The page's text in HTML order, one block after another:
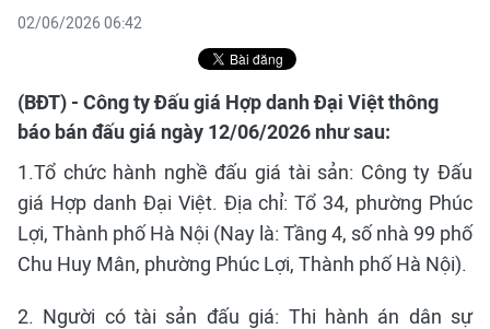
02/06/2026 06:42
(BĐT) - Công ty Đấu giá Hợp danh Đại Việt thông
báo bán đấu giá ngày 12/06/2026 như sau:
1.Tổ chức hành nghề đấu giá tài sản: Công ty Đấu
giá Hợp danh Đại Việt. Địa chỉ: Tổ 34, phường Phúc
Lợi, Thành phố Hà Nội (Nay là: Tầng 4, số nhà 99 phố
Chu Huy Mân, phường Phúc Lợi, Thành phố Hà Nội).
2. Người có tài sản đấu giá: Thi hành án dân sự